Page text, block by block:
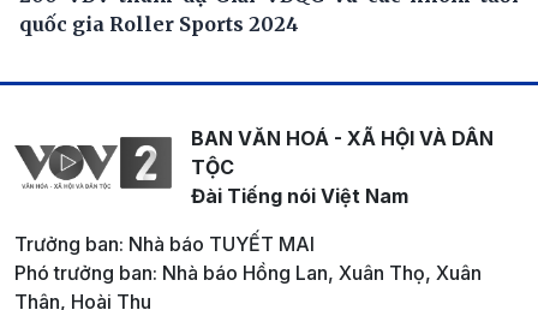
quốc gia Roller Sports 2024
BAN VĂN HOÁ - XÃ HỘI VÀ DÂN
TỘC
Đài Tiếng nói Việt Nam
Trưởng ban: Nhà báo TUYẾT MAI
Phó trưởng ban: Nhà báo Hồng Lan, Xuân Thọ, Xuân
Thân, Hoài Thu